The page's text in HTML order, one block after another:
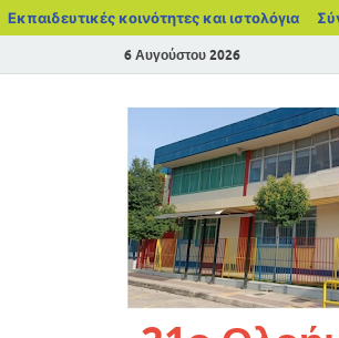
Εκπαιδευτικές κοινότητες και ιστολόγια
6 Αυγούστου 2026